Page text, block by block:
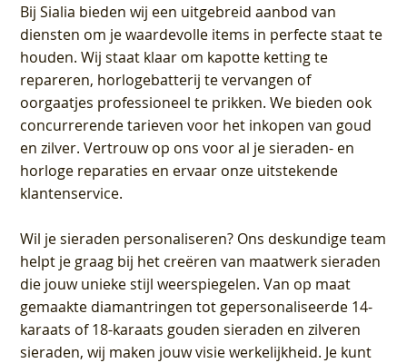
Bij Sialia bieden wij een uitgebreid aanbod van
diensten om je waardevolle items in perfecte staat te
houden. Wij staat klaar om kapotte ketting te
repareren, horlogebatterij te vervangen of
oorgaatjes professioneel te prikken. We bieden ook
concurrerende tarieven voor het inkopen van goud
en zilver. Vertrouw op ons voor al je sieraden- en
horloge reparaties en ervaar onze uitstekende
klantenservice.
Wil je sieraden personaliseren? Ons deskundige team
helpt je graag bij het creëren van maatwerk sieraden
die jouw unieke stijl weerspiegelen. Van op maat
gemaakte diamantringen tot gepersonaliseerde 14-
karaats of 18-karaats gouden sieraden en zilveren
sieraden, wij maken jouw visie werkelijkheid. Je kunt